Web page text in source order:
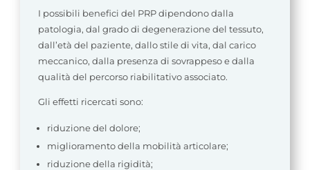
I possibili benefici del PRP dipendono dalla
patologia, dal grado di degenerazione del tessuto,
dall’età del paziente, dallo stile di vita, dal carico
meccanico, dalla presenza di sovrappeso e dalla
qualità del percorso riabilitativo associato.
Gli effetti ricercati sono:
riduzione del dolore;
miglioramento della mobilità articolare;
riduzione della rigidità;